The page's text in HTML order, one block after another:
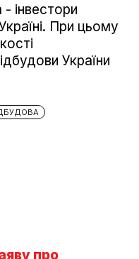
інвестори
При цьому
України
про